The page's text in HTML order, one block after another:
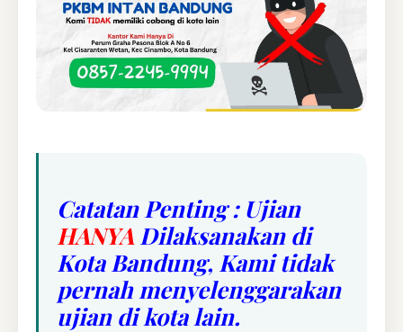
Catatan Penting : Ujian
HANYA Dilaksanakan di
Kota Bandung, Kami tidak
pernah menyelenggarakan
ujian di kota lain.